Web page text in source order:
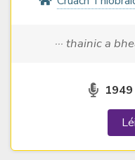
··· thainic a
1949